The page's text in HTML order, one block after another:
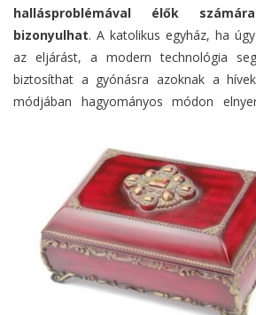
hallásproblémával élők
bizonyulhat. A katolikus egyház, ha
az eljárást, a modern technológia
biztosíthat a gyónásra azoknak a
módjában hagyományos módon